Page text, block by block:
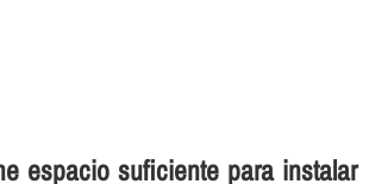
espacio suficiente para instalar